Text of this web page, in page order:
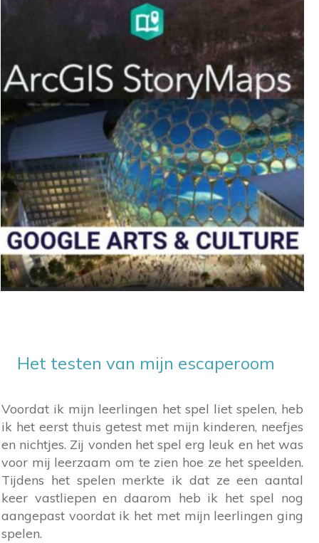
Het testen van mijn escaperoom
Voordat ik mijn leerlingen het spel liet spelen, heb
ik het eerst thuis getest met mijn kinderen, neefjes
en nichtjes. Zij vonden het spel erg leuk en het was
voor mij leerzaam om te zien hoe ze het speelden.
Tijdens het spelen merkte ik dat ze een aantal
keer vastliepen en daarom heb ik het spel nog
aangepast voordat ik het met mijn leerlingen ging
spelen.